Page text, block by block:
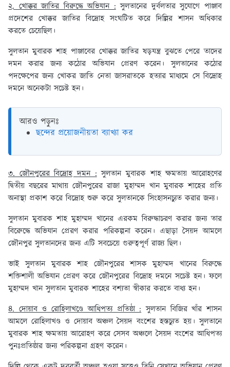
২. খোক্কর জাতির বিরুদ্ধে অভিযান :সুলতানের দুর্বলতার সুযোগে পাঞ্জাব
প্রদেশের খোক্কর জাতির বিদ্রোহ সংঘটিত করে দিল্লির শাসন অধিকার
করতে চেয়েছিল।
সুলতান মুবারক শাহ পাঞ্জাবের খোক্কর জাতির ষড়যন্ত্র বুঝতে পেরে তাদের
দমন করার জন্য কঠোর অভিযান প্রেরণ করেন। সুলতানের কঠোর
পদক্ষেপের জন্য খোকর জাতি নেতা জাসরাতকে হত্যার মাধ্যমে সে বিদ্রোহ
দমনে অনেকটা সচেষ্ট হন।
আরও পড়ুনঃ
ছন্দের প্রয়োজনীয়তা ব্যাখ্যা কর
৩. জৌনপুরের বিদ্রোহ দমন :সুলতান মুবারক শাহ ক্ষমতায় আরোহণের
দ্বিতীয় বছরের মাথায় জৌনপুরের রাজা মুহাম্মদ খান মুবারক শাহের প্রতি
অনাস্থা প্রকাশ করে বিদ্রোহ শুরু করে সুলতানকে সিংহাসনচ্যুত করার জন্য।
সুলতান মুবারক শাহ মুহাম্মদ খানের এরকম বিরুদ্ধাচরণ করার জন্য তার
বিরুেদ্ধে অভিযান প্রেরণ করার পরিকল্পনা করেন। এছাড়া সৈয়দ আমলে
জৌনপুর সুলতানদের জন্য এটি সবচেয়ে গুরুত্বপূর্ণ রাজ্য ছিল।
ভাই সুলতান মুবারক শাহ জৌনপুরের শাসক মুহাম্মদ খানের বিরুদ্ধে
শক্তিশালী অভিযান প্রেরণ করে জৌনপুরের বিদ্রোহ দমনে সচেষ্ট হন। ফলে
মুহাম্মদ খান সুলতান মুবারক শাহের বশ্যতা স্বীকার করতে বাধ্য হন।
৪. দোয়াব ও রোহিলাখণ্ডে আধিপত্য প্রতিষ্ঠা :সুলতান বিজির খাঁর শাসন
আমলে রোহিলাখণ্ড ও দোয়াব অঞ্চল সৈয়দ বংশের হস্তচ্যুত হয়। সুলতানে
মুবারক শাহ ক্ষমতায় আরোহণ করে সেসব অঞ্চলে সৈয়দ বংশের আধিপত্য
পুনঃপ্রতিষ্ঠার জন্য পরিকল্পনা গ্রহণ করেন।